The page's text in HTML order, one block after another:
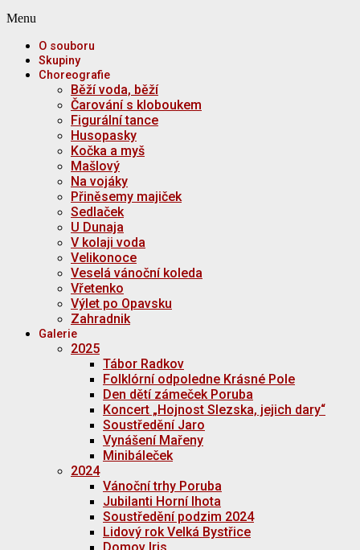
Menu
O souboru
Skupiny
Choreografie
Běží voda, běží
Čarování s kloboukem
Figurální tance
Husopasky
Kočka a myš
Mašlový
Na vojáky
Přiněsemy majiček
Sedlaček
U Dunaja
V kolaji voda
Velikonoce
Veselá vánoční koleda
Vřetenko
Výlet po Opavsku
Zahradnik
Galerie
2025
Tábor Radkov
Folklórní odpoledne Krásné Pole
Den dětí zámeček Poruba
Koncert „Hojnost Slezska, jejich dary“
Soustředění Jaro
Vynášení Mařeny
Minibáleček
2024
Vánoční trhy Poruba
Jubilanti Horní lhota
Soustředění podzim 2024
Lidový rok Velká Bystřice